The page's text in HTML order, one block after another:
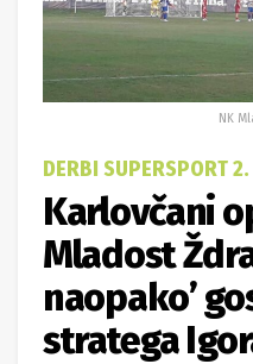
NK
DERBI SUPERSPORT
Karlovčani
Mladost
naopako’
stratega